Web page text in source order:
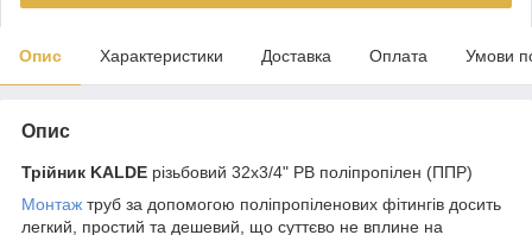
Опис Характеристики Доставка Оплата Умови
Опис
Трійник KALDE різьбовий 32х3/4" РВ поліпропілен (ППР)
Монтаж труб за допомогою поліпропіленових фітингів досить
легкий, простий та дешевий, що суттєво не вплине на